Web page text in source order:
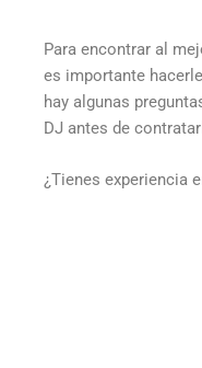
Para encontrar al
es importante
hay algunas
DJ antes de
¿Tienes experiencia